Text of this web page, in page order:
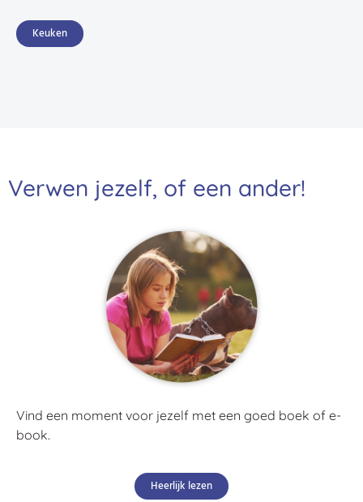
Keuken
Verwen jezelf, of een ander!
Vind een moment voor jezelf met een goed boek of e-
book.
Heerlijk lezen